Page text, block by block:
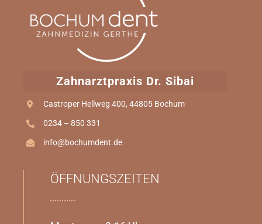
Zahnarztpraxis Dr. Sibai
Castroper Hellweg 400, 44805 Bochum
0234 – 850 331
info@bochumdent.de
ÖFFNUNGSZEITEN